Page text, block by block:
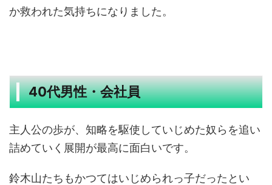
か救われた気持ちになりました。
40代男性・会社員
主人公の歩が、知略を駆使していじめた奴らを追い
詰めていく展開が最高に面白いです。
鈴木山たちもかつてはいじめられっ子だったとい